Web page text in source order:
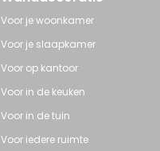
Voor je woonkamer
Voor je slaapkamer
Voor op kantoor
Voor in de keuken
Voor in de tuin
Voor iedere ruimte